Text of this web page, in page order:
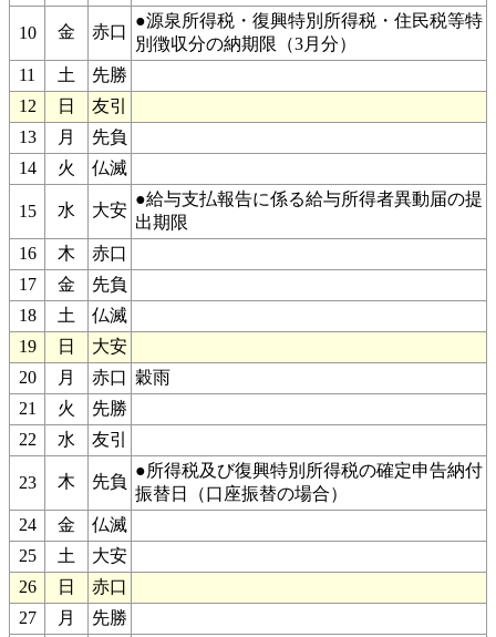
10 金 赤口
●源泉所得税・復興特別所得税・住民税等特
別徴収分の納期限（3月分）
11
土
先勝
12
日
友引
13
月
先負
14
火 仏滅
15 水 大安
●給与支払報告に係る給与所得者異動届の提
出期限
16
木
赤口
17
金
先負
18
土
仏滅
19
日
大安
20
月 赤口 穀雨
21
火
先勝
22
水 友引
23 木 先負
●所得税及び復興特別所得税の確定申告納付
振替日（口座振替の場合）
24
金
仏滅
25
土
大安
26
日
赤口
27
月
先勝